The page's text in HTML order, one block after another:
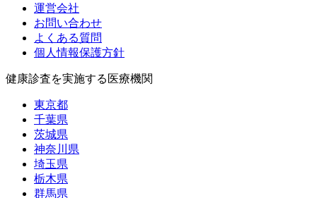
運営会社
お問い合わせ
よくある質問
個人情報保護方針
健康診査を実施する医療機関
東京都
千葉県
茨城県
神奈川県
埼玉県
栃木県
群馬県